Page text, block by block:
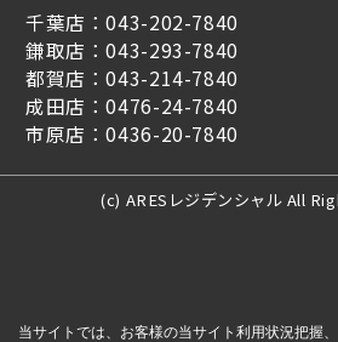
千葉店：043-202-7840
鎌取店：043-293-7840
都賀店：043-214-7840
成田店：0476-24-7840
市原店：0436-20-7840
(c) ARESレジデンシャル All
当サイトでは、お客様の当サイト利用状況把握